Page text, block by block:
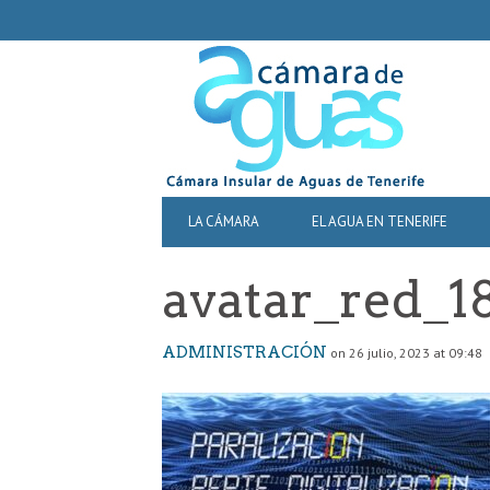
NAVIGATION
PRIMARY
NAVIGATION
LA CÁMARA EL AGUA EN TENERIFE
ADMINISTRACIÓN on 26 julio, 2023 at 09:48